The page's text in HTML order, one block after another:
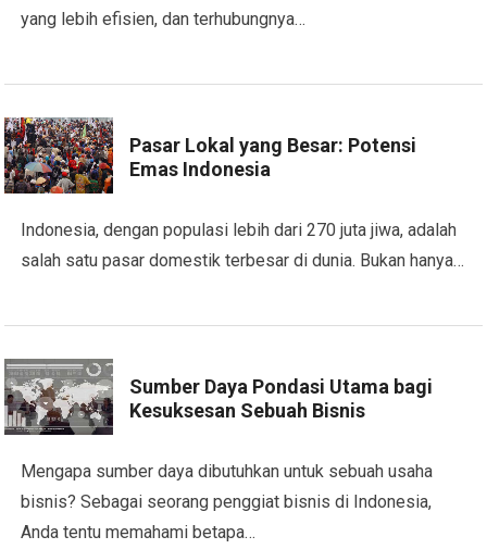
yang lebih efisien, dan terhubungnya…
Pasar Lokal yang Besar: Potensi
Emas Indonesia
Indonesia, dengan populasi lebih dari 270 juta jiwa, adalah
salah satu pasar domestik terbesar di dunia. Bukan hanya…
Sumber Daya Pondasi Utama bagi
Kesuksesan Sebuah Bisnis
Mengapa sumber daya dibutuhkan untuk sebuah usaha
bisnis? Sebagai seorang penggiat bisnis di Indonesia,
Anda tentu memahami betapa…